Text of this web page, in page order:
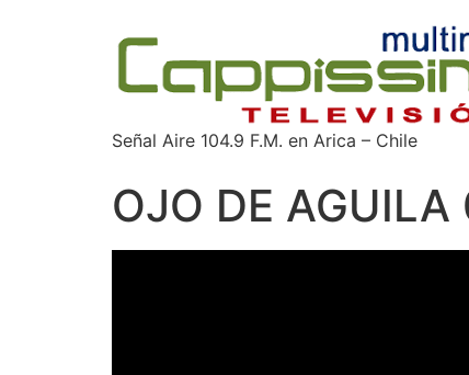
Señal Aire 104.9 F.M. en Arica – Chile
OJO DE